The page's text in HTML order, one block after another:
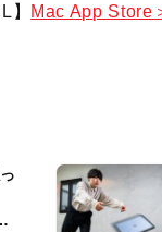
】
Mac App Store